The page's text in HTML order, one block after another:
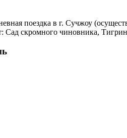
поездка в г. Сучжоу
Сад скромного чиновника,